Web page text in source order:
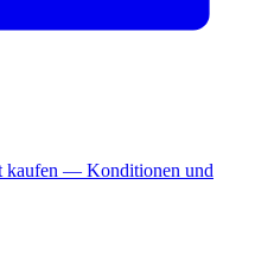
kaufen — Konditionen und